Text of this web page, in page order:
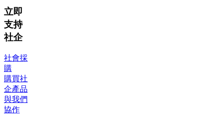
立即
支持
社企
社會採
購
購買社
企產品
與我們
協作